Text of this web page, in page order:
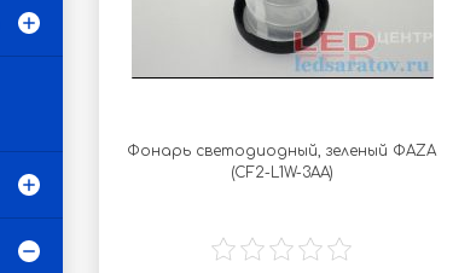
Фонарь светодиодный, зеленый ФАZА
(CF2-L1W-3AA)